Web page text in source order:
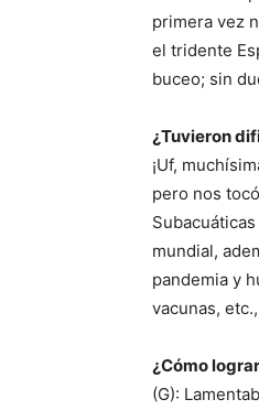
primera vez
el tridente
buceo; sin
¿Tuvieron
¡Uf,
pero nos
mundial,
pandemia y
vacunas,
¿Cómo
(G):